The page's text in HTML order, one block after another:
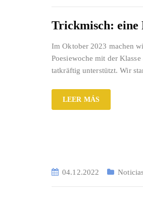
Trickmisch: eine
Im Oktober 2023 machen
Poesiewoche mit der
tatkräftig unterstützt. Wir
LEER MÁS
04.12.2022